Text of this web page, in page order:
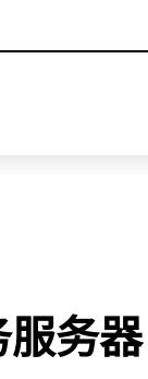
服务器